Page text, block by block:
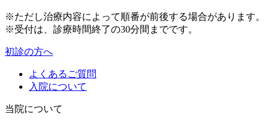
※ただし治療内容によって順番が前後する場合があります。
※受付は、診療時間終了の30分間までです。
初診の方へ
よくあるご質問
入院について
当院について